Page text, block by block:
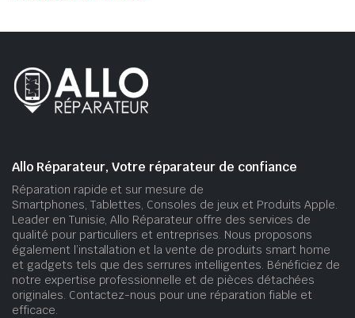
Allo Réparateur, Votre réparateur de confiance
Réparation rapide et sur mesure de
Smartphones, Tablettes, Consoles de jeux et Produits Apple.
Leader en Tunisie, Allo Réparateur offre des services de
qualité pour particuliers et entreprises. Nous proposons
également l’installation et la vente de produits smart home
et gadgets tels que des serrures intelligentes. Bénéficiez de
notre expertise professionnelle et de pièces détachées
originales. Contactez-nous pour une réparation fiable et
efficace.